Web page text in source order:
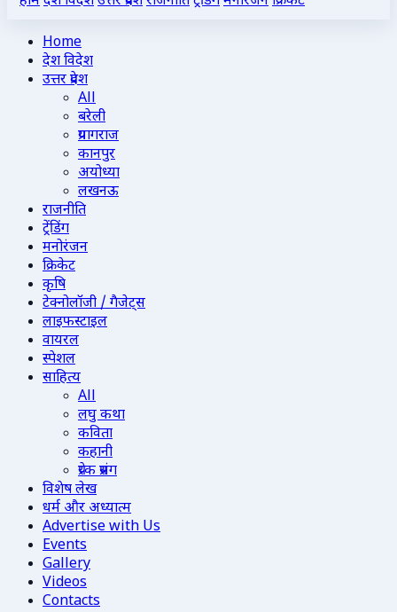
Home
देश विदेश
उत्तर प्रदेश
All
बरेली
प्रयागराज
कानपुर
अयोध्या
लखनऊ
राजनीति
ट्रेंडिंग
मनोरंजन
क्रिकेट
कृषि
टेक्नोलॉजी / गैजेट्स
लाइफस्टाइल
वायरल
स्पेशल
साहित्य
All
लघु कथा
कविता
कहानी
प्रेरक प्रसंग
विशेष लेख
धर्म और अध्यात्म
Advertise with Us
Events
Gallery
Videos
Contacts